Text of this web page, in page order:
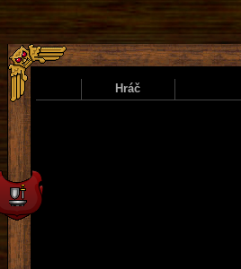
Hráč